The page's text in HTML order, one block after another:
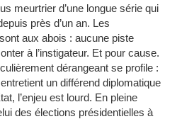
meurtrier d’une longue série qui
près d’un an. Les
aux abois : aucune piste
à l’instigateur. Et pour cause.
dérangeant se profile :
un différend diplomatique
l’enjeu est lourd. En pleine
des élections présidentielles à